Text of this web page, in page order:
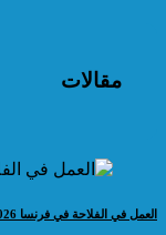
مقالات
العمل في الفلاحة في فرنسا 2026 براتب 12 يورو في الساعة